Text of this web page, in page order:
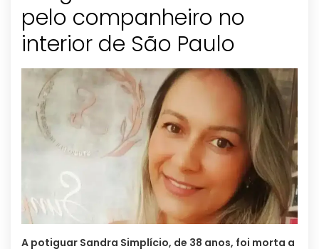
pelo companheiro no
interior de São Paulo
A potiguar Sandra Simplício, de 38 anos, foi morta a